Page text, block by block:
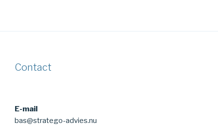
Contact
E-mail
bas@stratego-advies.nu